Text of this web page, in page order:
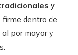
y
firme dentro de
por mayor y